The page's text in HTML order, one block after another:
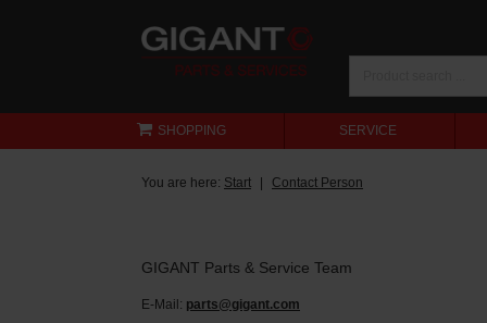
SHOPPING SERVICE
You are here: Start Contact Person
GIGANT Parts & Service Team
E-Mail: parts@gigant.com